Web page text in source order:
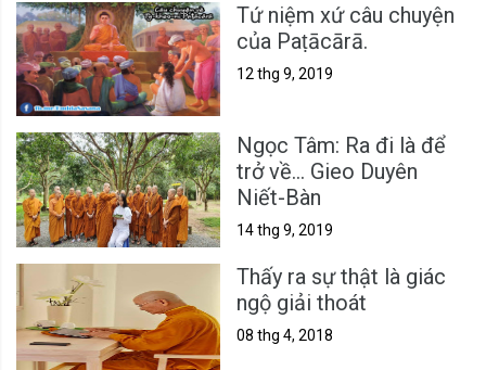
Tứ niệm xứ câu chuyện
của Paṭācārā.
12 thg 9, 2019
Ngọc Tâm: Ra đi là để
trở về... Gieo Duyên
Niết-Bàn
14 thg 9, 2019
Thấy ra sự thật là giác
ngộ giải thoát
08 thg 4, 2018